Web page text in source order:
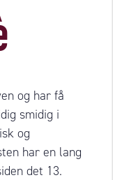
og har få
smidig i
og
har en lang
det 13.